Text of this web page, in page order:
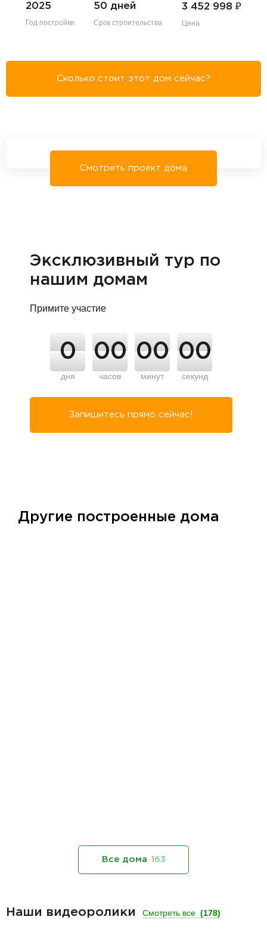
2025
Год постройки
50 дней
Срок строительства
3 452 998 ₽
Цена
Сколько стоит этот дом сейчас?
Смотреть проект дома
Эксклюзивный тур по
нашим домам
Примите участие
0
дня
00
часов
00
минут
00
секунд
Запишитесь прямо сейчас!
Другие построенные дома
Все дома 163
Наши видеоролики Смотреть все (178)